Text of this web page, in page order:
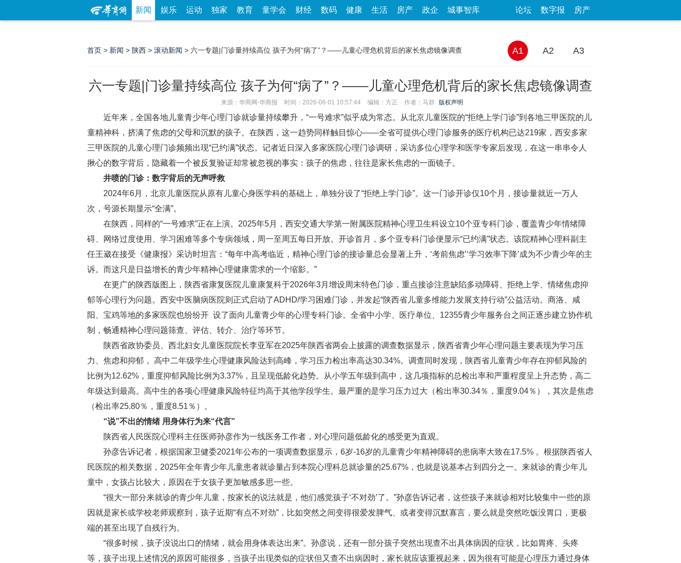
新闻 娱乐 运动 独家 教育 童学会 财经 数码 健康 生活 房产 政企 城事智库 论坛 数字报 房产
首页 > 新闻 > 陕西 > 滚动新闻 > 六一专题|门诊量持续高位 孩子为何“病了”？——儿童心理危机背后的家长焦虑镜像调查 A1 A2 A3
六一专题|门诊量持续高位 孩子为何“病了”？——儿童心理危机背后的家长焦虑镜像调查
来源：华商网-华商报 时间：2026-06-01 10:57:44 编辑：方正 作者：马群 版权声明
近年来，全国各地儿童青少年心理门诊就诊量持续攀升，“一号难求”似乎成为常态。从北京儿童医院的“拒绝上学门诊”到各地三甲医院的儿
童精神科，挤满了焦虑的父母和沉默的孩子。在陕西，这一趋势同样触目惊心——全省可提供心理门诊服务的医疗机构已达219家，西安多家
三甲医院的儿童心理门诊频频出现“已约满”状态。记者近日深入多家医院心理门诊调研，采访多位心理学和医学专家后发现，在这一串串令人
揪心的数字背后，隐藏着一个被反复验证却常被忽视的事实：孩子的焦虑，往往是家长焦虑的一面镜子。
井喷的门诊：数字背后的无声呼救
2024年6月，北京儿童医院从原有儿童心身医学科的基础上，单独分设了“拒绝上学门诊”。这一门诊开诊仅10个月，接诊量就近一万人
次，号源长期显示“全满”。
在陕西，同样的“一号难求”正在上演。2025年5月，西安交通大学第一附属医院精神心理卫生科设立10个亚专科门诊，覆盖青少年情绪障
碍、网络过度使用、学习困难等多个专病领域，周一至周五每日开放。开诊首月，多个亚专科门诊便显示“已约满”状态。该院精神心理科副主
任王崴在接受《健康报》采访时坦言：“每年中高考临近，精神心理门诊的接诊量总会显著上升，‘考前焦虑’‘学习效率下降’成为不少青少年的主
诉。而这只是日益增长的青少年精神心理健康需求的一个缩影。”
在更广的陕西版图上，陕西省康复医院儿童康复科于2026年3月增设周末特色门诊，重点接诊注意缺陷多动障碍、拒绝上学、情绪焦虑抑
郁等心理行为问题。西安中医脑病医院则正式启动了ADHD/学习困难门诊，并发起“陕西省儿童多维能力发展支持行动”公益活动。商洛、咸
阳、宝鸡等地的多家医院也纷纷开 设了面向儿童青少年的心理专科门诊。全省中小学、医疗单位、12355青少年服务台之间正逐步建立协作机
制，畅通精神心理问题筛查、评估、转介、治疗等环节。
陕西省政协委员、西北妇女儿童医院院长李亚军在2025年陕西省两会上披露的调查数据显示，陕西省青少年心理问题主要表现为学习压
力、焦虑和抑郁， 高中二年级学生心理健康风险达到高峰，学习压力检出率高达30.34%。调查同时发现，陕西省儿童青少年存在抑郁风险的
比例为12.62%，重度抑郁风险比例为3.37%，且呈现低龄化趋势。从小学五年级到高中，这几项指标的总检出率和严重程度呈上升态势，高二
年级达到最高。高中生的各项心理健康风险特征均高于其他学段学生。最严重的是学习压力过大（检出率30.34％，重度9.04％），其次是焦虑
（检出率25.80％，重度8.51％）。
“说”不出的情绪 用身体行为来“代言”
陕西省人民医院心理科主任医师孙彦作为一线医务工作者，对心理问题低龄化的感受更为直观。
孙彦告诉记者，根据国家卫健委2021年公布的一项调查数据显示，6岁-16岁的儿童青少年精神障碍的患病率大致在17.5% 。根据陕西省人
民医院的相关数据，2025年全年青少年儿童患者就诊量占到本院心理科总就诊量的25.67%，也就是说基本占到四分之一。来就诊的青少年儿
童中，女孩占比较大，原因在于女孩子更加敏感多思一些。
“很大一部分来就诊的青少年儿童，按家长的说法就是，他们感觉孩子‘不对劲’了。”孙彦告诉记者，这些孩子来就诊相对比较集中一些的原
因就是家长或学校老师观察到，孩子近期“有点不对劲”，比如突然之间变得很爱发脾气、或者变得沉默寡言，要么就是突然吃饭没胃口，更极
端的甚至出现了自残行为。
“很多时候，孩子没说出口的情绪，就会用身体表达出来”。孙彦说，还有一部分孩子突然出现查不出具体病因的症状，比如胃疼、头疼
等，孩子出现上述情况的原因可能很多，当孩子出现类似的症状但又查不出病因时，家长就应该重视起来，因为很有可能是心理压力通过身体